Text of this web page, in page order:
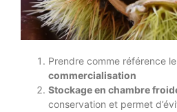
Prendre comme référence le
commercialisation
Stockage en chambre
conservation et permet